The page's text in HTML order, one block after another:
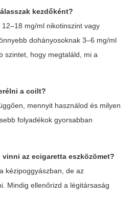
kezdőként?
mg/ml nikotinszint vagy
dohányosoknak 3–6 mg/ml
szintet, hogy megtaláld, mi a
a coilt?
mennyit használod és milyen
folyadékok gyorsabban
vinni az ecigaretta eszközömet?
kézipoggyászban, de az
Mindig ellenőrizd a légitársaság